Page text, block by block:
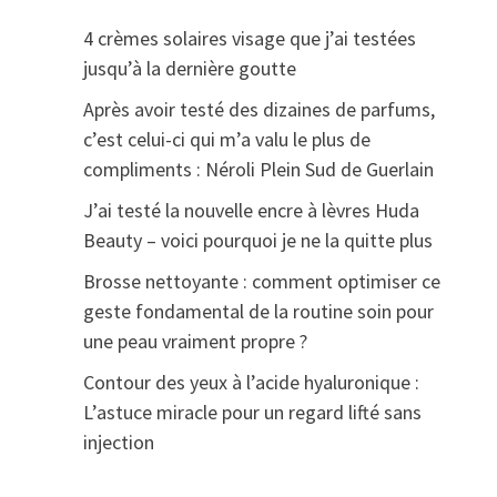
4 crèmes solaires visage que j’ai testées
jusqu’à la dernière goutte
Après avoir testé des dizaines de parfums,
c’est celui-ci qui m’a valu le plus de
compliments : Néroli Plein Sud de Guerlain
J’ai testé la nouvelle encre à lèvres Huda
Beauty – voici pourquoi je ne la quitte plus
Brosse nettoyante : comment optimiser ce
geste fondamental de la routine soin pour
une peau vraiment propre ?
Contour des yeux à l’acide hyaluronique :
L’astuce miracle pour un regard lifté sans
injection